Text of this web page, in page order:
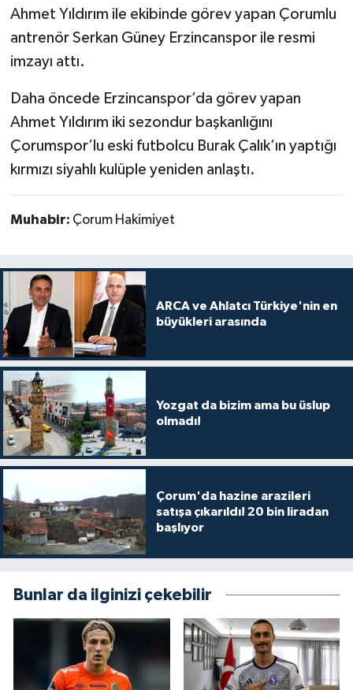
Ahmet Yıldırım ile ekibinde görev yapan Çorumlu
antrenör Serkan Güney Erzincanspor ile resmi
imzayı attı.
Daha öncede Erzincanspor’da görev yapan
Ahmet Yıldırım iki sezondur başkanlığını
Çorumspor’lu eski futbolcu Burak Çalık’ın yaptığı
kırmızı siyahlı kulüple yeniden anlaştı.
Muhabir: Çorum Hakimiyet
ARCA ve Ahlatcı Türkiye'nin en
büyükleri arasında
Yozgat da bizim ama bu üslup
olmadı!
Çorum'da hazine arazileri
satışa çıkarıldı! 20 bin liradan
başlıyor
Bunlar da ilginizi çekebilir